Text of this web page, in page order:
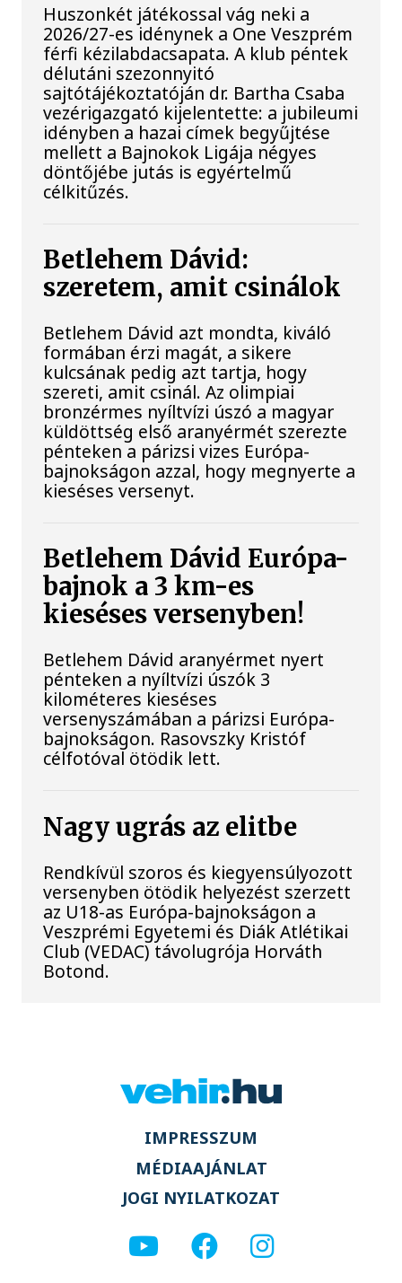
Huszonkét játékossal vág neki a
2026/27-es idénynek a One Veszprém
férfi kézilabdacsapata. A klub péntek
délutáni szezonnyitó
sajtótájékoztatóján dr. Bartha Csaba
vezérigazgató kijelentette: a jubileumi
idényben a hazai címek begyűjtése
mellett a Bajnokok Ligája négyes
döntőjébe jutás is egyértelmű
célkitűzés.
Betlehem Dávid:
szeretem, amit csinálok
Betlehem Dávid azt mondta, kiváló
formában érzi magát, a sikere
kulcsának pedig azt tartja, hogy
szereti, amit csinál. Az olimpiai
bronzérmes nyíltvízi úszó a magyar
küldöttség első aranyérmét szerezte
pénteken a párizsi vizes Európa-
bajnokságon azzal, hogy megnyerte a
kieséses versenyt.
Betlehem Dávid Európa-
bajnok a 3 km-es
kieséses versenyben!
Betlehem Dávid aranyérmet nyert
pénteken a nyíltvízi úszók 3
kilométeres kieséses
versenyszámában a párizsi Európa-
bajnokságon. Rasovszky Kristóf
célfotóval ötödik lett.
Nagy ugrás az elitbe
Rendkívül szoros és kiegyensúlyozott
versenyben ötödik helyezést szerzett
az U18-as Európa-bajnokságon a
Veszprémi Egyetemi és Diák Atlétikai
Club (VEDAC) távolugrója Horváth
Botond.
IMPRESSZUM
MÉDIAAJÁNLAT
JOGI NYILATKOZAT